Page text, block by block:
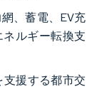
、蓄電、EV充
ルギー転換支
支援する都市交